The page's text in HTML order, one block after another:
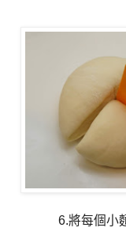
6.將每個小